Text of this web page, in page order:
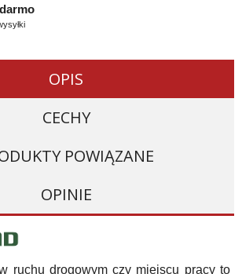
OPIS
CECHY
POWIĄZANE
OPINIE
ruchu drogowym czy miejscu pracy to